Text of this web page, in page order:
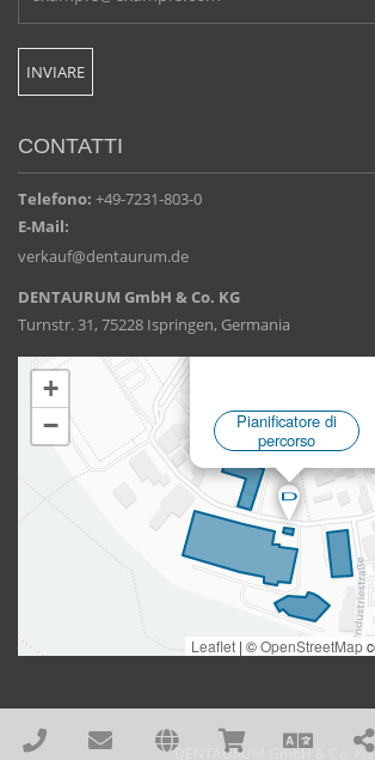
CONTATTI
Telefono: +49-7231-803-0
E-Mail:
verkauf@dentaurum.de
DENTAURUM GmbH & Co. KG
Turnstr. 31, 75228 Ispringen, Germania
DENTAURUM GmbH & Co. KG